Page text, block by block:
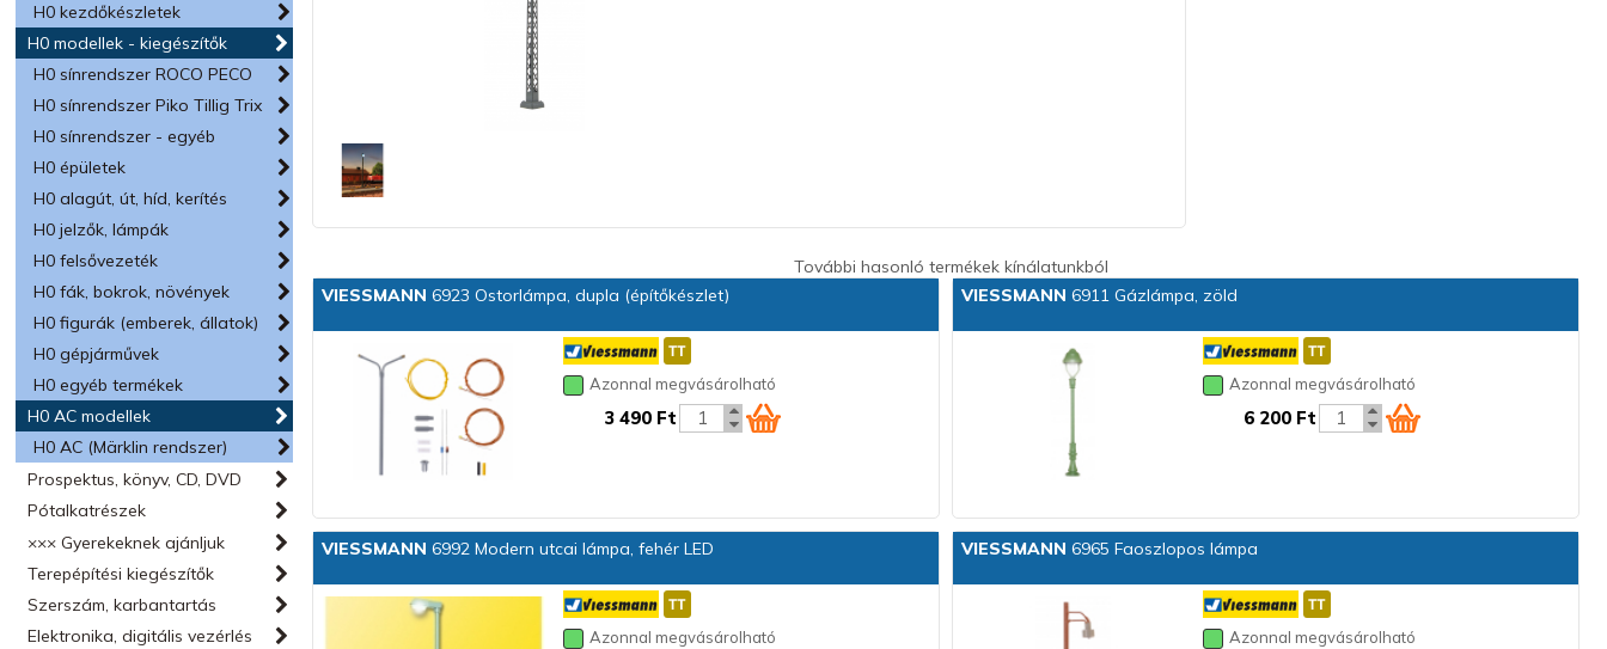
H0 kezdőkészletek
H0 modellek - kiegészítők
H0 sínrendszer ROCO PECO
H0 sínrendszer Piko Tillig Trix
H0 sínrendszer - egyéb
H0 épületek
H0 alagút, út, híd, kerítés
H0 jelzők, lámpák
H0 felsővezeték
H0 fák, bokrok, növények
H0 figurák (emberek, állatok)
H0 gépjárművek
H0 egyéb termékek
H0 AC modellek
H0 AC (Märklin rendszer)
Prospektus, könyv, CD, DVD
Pótalkatrészek
××× Gyerekeknek ajánljuk
Terepépítési kiegészítők
Szerszám, karbantartás
Elektronika, digitális vezérlés
További hasonló termékek kínálatunkból
VIESSMANN 6923 Ostorlámpa, dupla (építőkészlet)
Azonnal megvásárolható
3 490 Ft
VIESSMANN 6911 Gázlámpa, zöld
Azonnal megvásárolható
6 200 Ft
VIESSMANN 6992 Modern utcai lámpa, fehér LED
Azonnal megvásárolható
VIESSMANN 6965 Faoszlopos lámpa
Azonnal megvásárolható